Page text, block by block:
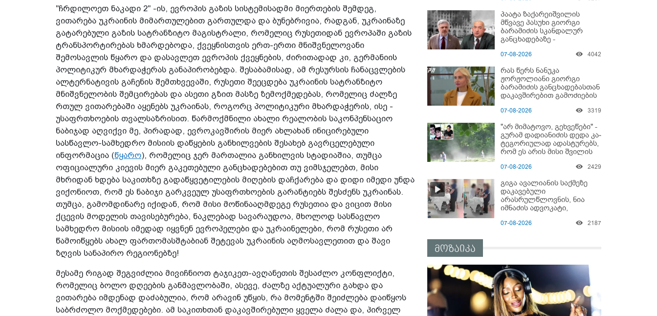
"ჩრდილოეთ ნაკადი 2" -ის, ევროპის გაზის სისტემისადმი მიერთების შემდეგ,
ვითარება უკრაინის მიმართულებით გართულდა და ბუნებრივია, რადგან, უკრაინაზე
გატარებული გაზის სატრანზიტო მაგისტრალი, რომელიც რუსეთიდან ევროპაში გაზის
ტრანსპორტირებას ხმარდებოდა, ქვეყნისთვის ერთ-ერთი მნიშვნელოვანი
შემოსავლის წყარო და დასავლეთ ევროპის ქვეყნების, ძირითადად კი, გერმანიის
პოლიტიკურ მხარდაჭერას განაპირობებდა. შესაბამისად, ამ რესურსის ჩანაცვლების
ალტერნატივის გაჩენის შემთხვევაში, რუსეთი შეეცდება უკრაინის სატრანზიტო
მნიშვნელობის შემცირებას და ასეთი გზით მასზე ზემოქმედებას, რომელიც ძალზე
რთულ ვითარებაში აყენებს უკრაინას, როგორც პოლიტიკური მხარდაჭერის, ისე -
უსაფრთხოების თვალსაზრისით. წარმოქმნილი ახალი რეალობის საკონპენსაციო
ნაბიჯად აღვიქვი მე, პირადად, ევროკავშირის მიერ ახლახან ინიცირებული
სასწავლო-სამხედრო მისიის დაწყების განხილვების შესახებ გავრცელებული
ინფორმაცია (წყარო), რომელიც ჯერ მართალია განხილვის სტადიაშია, თუმცა
ოფიციალური კიევის მიერ გაკეთებული განცხადებებით თუ ვიმსჯელებთ, მისი
მხრიდან ხდება საკითხზე გადაწყვეტილების მიღების დაჩქარება და დიდი იმედი უნდა
ვიქონიოთ, რომ ეს ნაბიჯი გარკვეულ უსაფრთხოების გარანტიებს შესძენს უკრაინას.
თუმცა, გამომდინარე იქიდან, რომ მისი მოწინააღმდეგე რუსეთია და ვიცით მისი
ქცევის მოდელის თავისებურება, ნაკლებად სავარაუდოა, მხოლოდ სასწავლო
სამხედრო მისიის იმედად იყვნენ ევროპელები და უკრაინელები, რომ რუსეთი არ
წამოიწყებს ახალ ფართომასშტაბიან შეტევას უკრაინის აღმოსავლეთით და შავი
ზღვის სანაპირო რეგიონებზე!
მესამე რიგად შეგვიძლია მივიჩნიოთ ტაჯიკეთ-ავღანეთის შესაძლო კონფლიქტი,
რომელიც ბოლო დღეების განმავლობაში, ასევე, ძალზე აქტუალური გახდა და
ვითარება იმდენად დაძაბულია, რომ არავინ უწყის, რა მომენტში შეიძლება დაიწყოს
საბრძოლო მოქმედებები. ამ საკითხთან დაკავშირებული ყველა ძალა და, პირველ
პაატა ზაქარეიშვილის
მწვავე პასუხი გიორგი
ბარამიძის სკანდალურ
განცხადებაზე -
ვიცი... კამანში მოკლული
გადმოვასვენე... ბარამიძე
კი ტყუის"
07-08-2026 4042
რას წერს ნანუკა
ჟორჟოლიანი გიორგი
ბარამიძის განცხადებასთან
დაკავშირებით გამოძიების
07-08-2026 3319
"არ მიმატოვო, გეხვეწები" -
გუ­რა­მ დადიანიძის დედა კა­
ტე­გო­რი­უ­ლად ადას­ტუ­რებს,
რომ ეს არის მისი შვი­ლის
07-08-2026 2429
გიგა ავალიანის საქმეზე
დაკავებული
არასრულწლოვნის, ნია
იმნაძის ადვოკატი,
გადაღებულ კადრებს
07-08-2026 2187
მოზაიკა